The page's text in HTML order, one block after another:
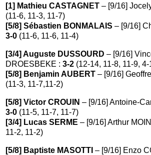
[1] Mathieu CASTAGNET – [9/16]
(11-6, 11-3, 11-7)
[5/8] Sébastien BONMALAIS – [9/16]
3-0 (11-6, 11-6, 11-4)
[3/4] Auguste DUSSOURD – [9/16]
DROESBEKE :3-2 (12-14, 11-8, 11-9, 4-
[5/8] Benjamin AUBERT – [9/16]
(11-3, 11-7,11-2)
[5/8] Victor CROUIN – [9/16] Antoine-
3-0 (11-5, 11-7, 11-7)
[3/4] Lucas SERME – [9/16] Arthur
11-2, 11-2)
[5/8] Baptiste MASOTTI – [9/16] Enzo